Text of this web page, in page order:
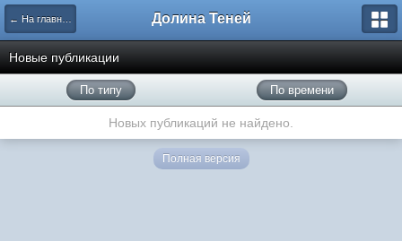
← На главную Долина Теней
Новые публикации
По типу По времени
Новых публикаций не найдено.
Полная версия